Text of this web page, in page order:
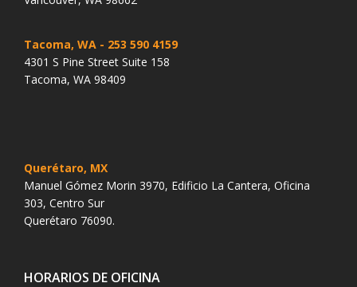
Tacoma, WA - 253 590 4159
4301 S Pine Street Suite 158
Tacoma, WA 98409
Querétaro, MX
Manuel Gómez Morin 3970, Edificio La Cantera, Oficina
303, Centro Sur
Querétaro 76090.
HORARIOS DE OFICINA